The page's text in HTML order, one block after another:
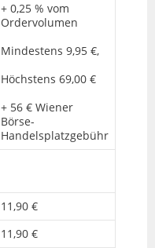
+ 0,25 % vom
Ordervolumen
Mindestens 9,95 €,
Höchstens 69,00 €
+ 56 € Wiener
Börse-
Handelsplatzgebühr
11,90 €
11,90 €